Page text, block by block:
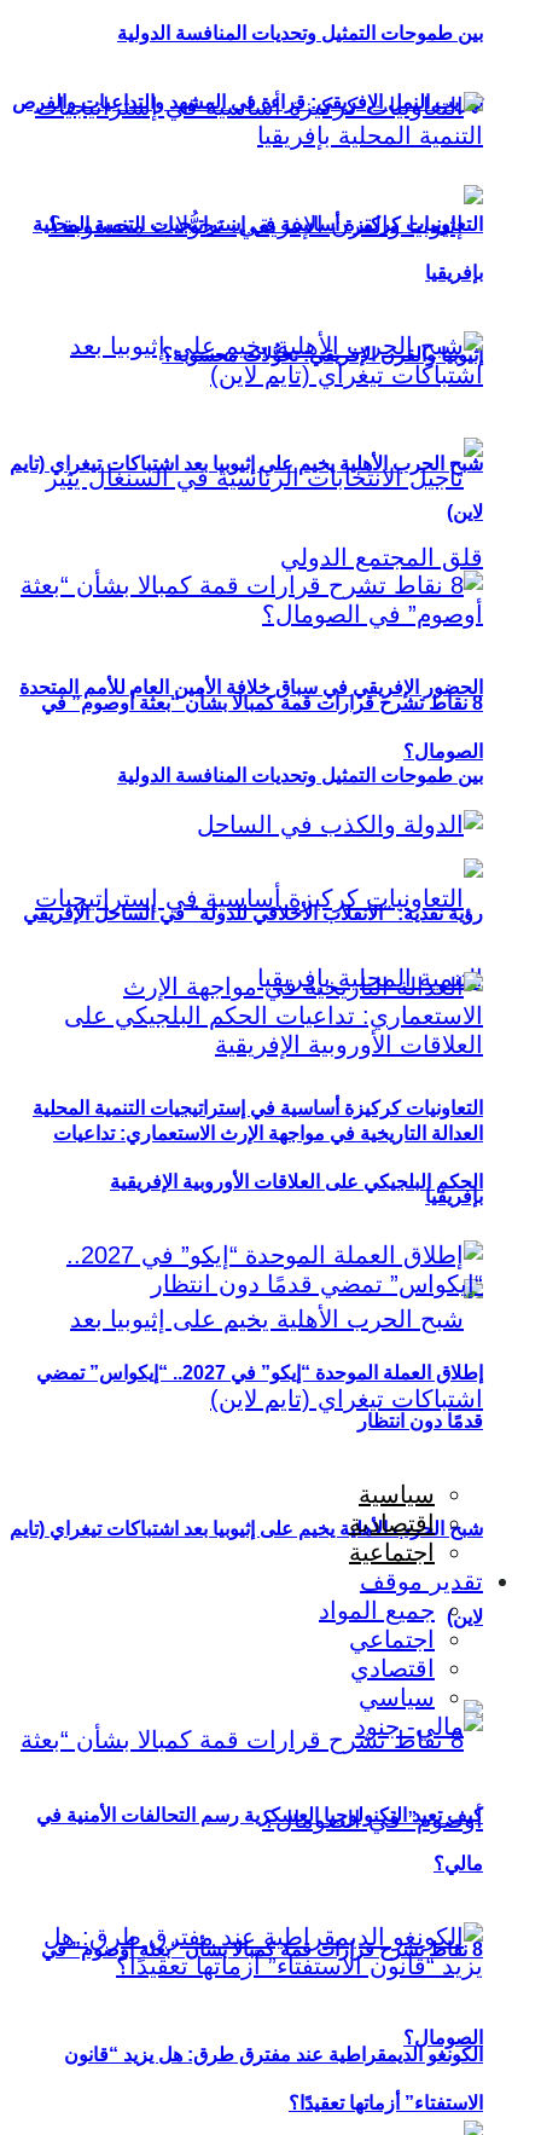
تهريب النمل الإفريقي: قراءة في المشهد والتداعيات والفرص
إثيوبيا والقرن الإفريقي: تحوُّلات محسوبة؟
الحضور الإفريقي في سباق خلافة الأمين العام للأمم المتحدة
بين طموحات التمثيل وتحديات المنافسة الدولية
التعاونيات كركيزة أساسية في إستراتيجيات التنمية المحلية
بإفريقيا
شبح الحرب الأهلية يخيم على إثيوبيا بعد اشتباكات تيغراي (تايم
لاين)
8 نقاط تشرح قرارات قمة كمبالا بشأن “بعثة أوصوم” في
الصومال؟
بين طموحات التمثيل وتحديات المنافسة الدولية
التعاونيات كركيزة أساسية في إستراتيجيات التنمية المحلية
بإفريقيا
شبح الحرب الأهلية يخيم على إثيوبيا بعد اشتباكات تيغراي (تايم
لاين)
8 نقاط تشرح قرارات قمة كمبالا بشأن “بعثة أوصوم” في
الصومال؟
رؤية نقدية: “الانقلاب الأخلاقي للدولة” في الساحل الإفريقي
العدالة التاريخية في مواجهة الإرث الاستعماري: تداعيات
الحكم البلجيكي على العلاقات الأوروبية الإفريقية
إطلاق العملة الموحدة “إيكو” في 2027.. “إيكواس” تمضي
قدمًا دون انتظار
سياسية
اقتصادية
اجتماعية
تقدير موقف
جميع المواد
اجتماعي
اقتصادي
سياسي
كيف تعيد التكنولوجيا العسكرية رسم التحالفات الأمنية في
مالي؟
الكونغو الديمقراطية عند مفترق طرق: هل يزيد “قانون
الاستفتاء” أزماتها تعقيدًا؟